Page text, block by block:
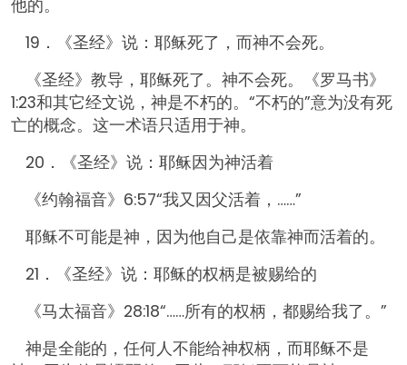
他的。
19．《圣经》说：耶稣死了，而神不会死。
《圣经》教导，耶稣死了。神不会死。《罗马书》
1:23和其它经文说，神是不朽的。“不朽的”意为没有死
亡的概念。这一术语只适用于神。
20．《圣经》说：耶稣因为神活着
《约翰福音》6:57“我又因父活着，……”
耶稣不可能是神，因为他自己是依靠神而活着的。
21．《圣经》说：耶稣的权柄是被赐给的
《马太福音》28:18“……所有的权柄，都赐给我了。”
神是全能的，任何人不能给神权柄，而耶稣不是